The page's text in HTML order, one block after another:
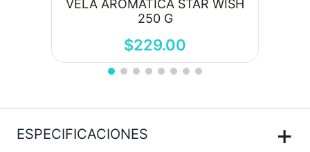
VELA AROMATICA STAR WISH
250 G
$229.00
ESPECIFICACIONES +